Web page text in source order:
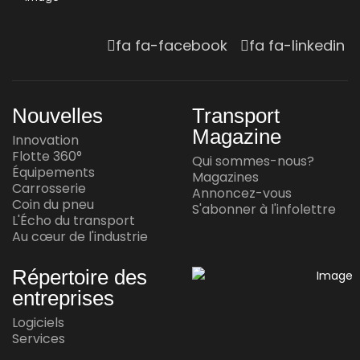
Jul 23, 2026
à l'ammoniac
INNOVATION
Waabi et Volvo annoncent une autre
réussite en conduite autonome
Jul 15, 2026
AU CŒUR DE L'INDUSTRIE
Express Frontières
Jul 14, 2026
fa fa-facebook fa fa-linkedin
Nouvelles
Innovation
Flotte 360°
Équipements
Carrosserie
Coin du pneu
L'Écho du transport
Au cœur de l'industrie
Transport
Magazine
Qui sommes-nous?
Magazines
Annoncez-vous
S'abonner à l'infolettre
Répertoire des
entreprises
Logiciels
Services